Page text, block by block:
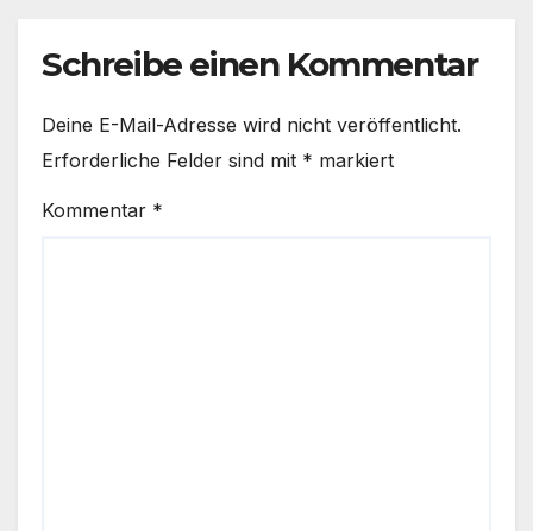
Schreibe einen Kommentar
Deine E-Mail-Adresse wird nicht veröffentlicht.
Erforderliche Felder sind mit * markiert
Kommentar *